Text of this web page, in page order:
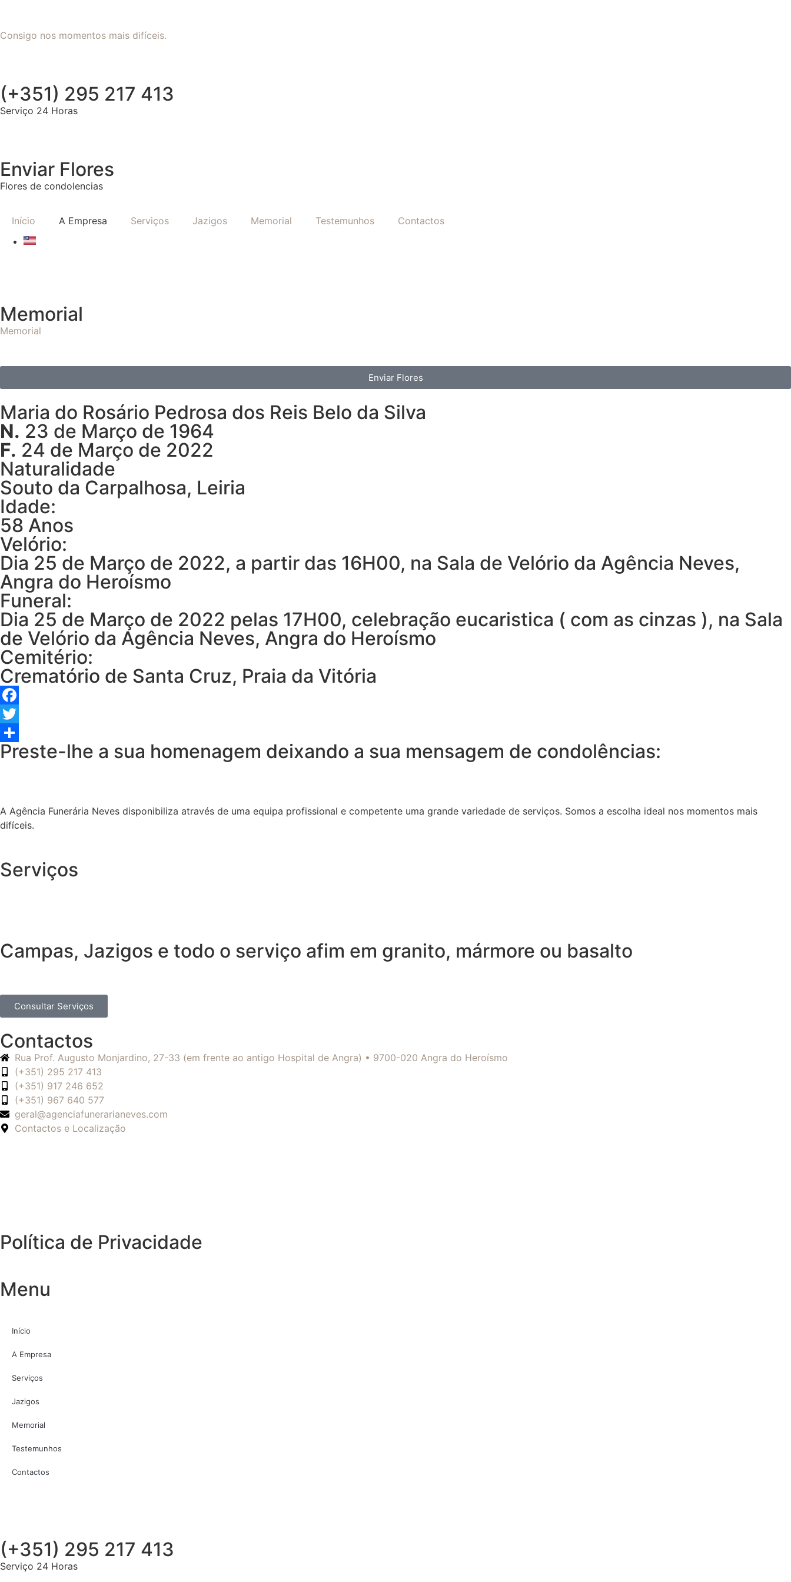
Consigo nos momentos mais difíceis.
(+351) 295 217 413
Serviço 24 Horas
Enviar Flores
Flores de condolencias
Início A Empresa Serviços Jazigos Memorial Testemunhos Contactos
Memorial
Memorial
Enviar Flores
Maria do Rosário Pedrosa dos Reis Belo da Silva
N. 23 de Março de 1964
F. 24 de Março de 2022
Naturalidade
Souto da Carpalhosa, Leiria
Idade:
58 Anos
Velório:
Dia 25 de Março de 2022, a partir das 16H00, na Sala de Velório da Agência Neves,
Angra do Heroísmo
Funeral:
Dia 25 de Março de 2022 pelas 17H00, celebração eucaristica ( com as cinzas ), na Sala
de Velório da Agência Neves, Angra do Heroísmo
Cemitério:
Crematório de Santa Cruz, Praia da Vitória
Facebook
Twitter
Share
Preste-lhe a sua homenagem deixando a sua mensagem de condolências:
A Agência Funerária Neves disponibiliza através de uma equipa profissional e competente uma grande variedade de serviços. Somos a escolha ideal nos momentos mais
difíceis.
Serviços
Campas, Jazigos e todo o serviço afim em granito, mármore ou basalto
Consultar Serviços
Contactos
Rua Prof. Augusto Monjardino, 27-33 (em frente ao antigo Hospital de Angra) • 9700-020 Angra do Heroísmo
(+351) 295 217 413
(+351) 917 246 652
(+351) 967 640 577
geral@agenciafunerarianeves.com
Contactos e Localização
Política de Privacidade
Menu
Início
A Empresa
Serviços
Jazigos
Memorial
Testemunhos
Contactos
(+351) 295 217 413
Serviço 24 Horas